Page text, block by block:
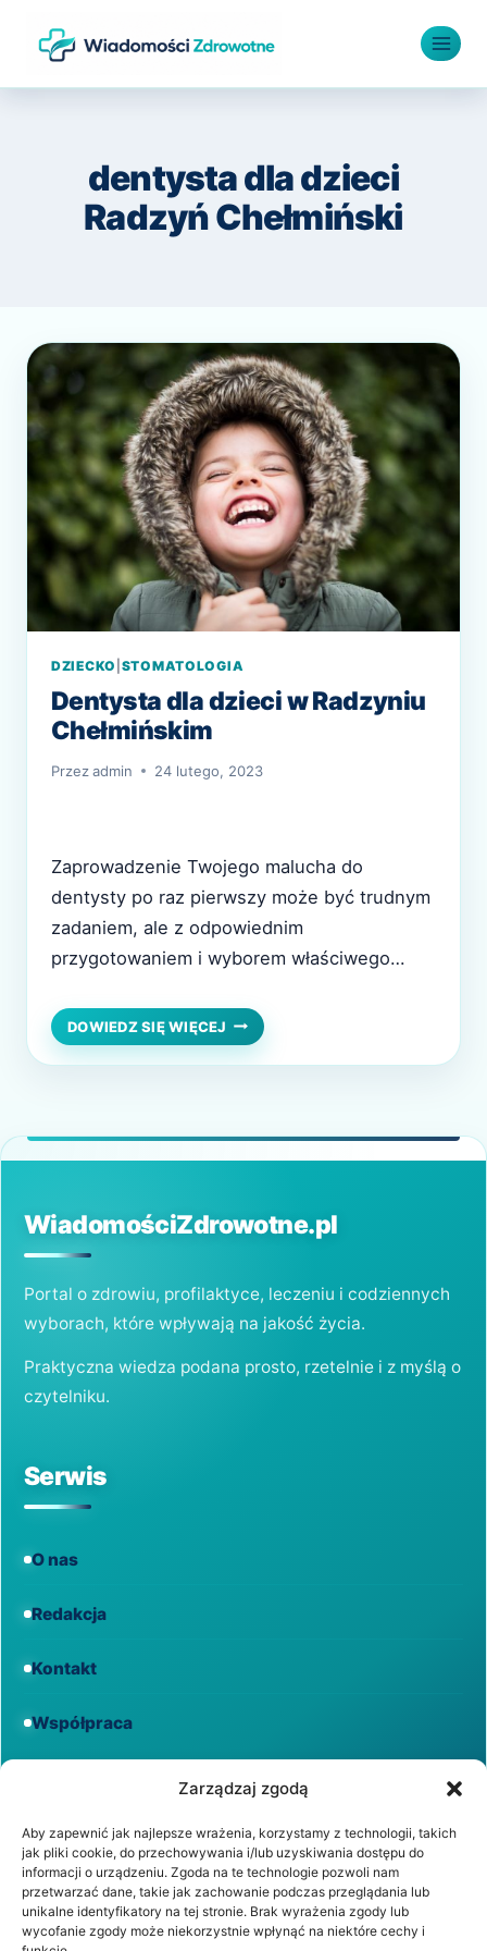
Zarządzaj zgodą
Aby zapewnić jak najlepsze wrażenia, korzystamy z technologii, takich
jak pliki cookie, do przechowywania i/lub uzyskiwania dostępu do
informacji o urządzeniu. Zgoda na te technologie pozwoli nam
przetwarzać dane, takie jak zachowanie podczas przeglądania lub
unikalne identyfikatory na tej stronie. Brak wyrażenia zgody lub
wycofanie zgody może niekorzystnie wpłynąć na niektóre cechy i
dentysta dla dzieci
Radzyń Chełmiński
DZIECKO STOMATOLOGIA
Dentysta dla dzieci w Radzyniu
Chełmińskim
Przezadmin 24 lutego, 2023
Zaprowadzenie Twojego malucha do
dentysty po raz pierwszy może być trudnym
zadaniem, ale z odpowiednim
przygotowaniem i wyborem właściwego
dentysta nie tylko zadba o zdrowie zębów
Twojego dziecka, ale także wprowadzi
do pierwszej wizyty? A może…
DOWIEDZ SIĘ WIĘCEJ DENTYSTA
DLA
DZIECI
WiadomościZdrowotne.pl
Portal o zdrowiu, profilaktyce, leczeniu i codziennych
wyborach, które wpływają na jakość życia.
Praktyczna wiedza podana prosto, rzetelnie i z myślą o
czytelniku.
Serwis
O nas
Redakcja
Kontakt
Współpraca
Regulamin
Polityka prywatności